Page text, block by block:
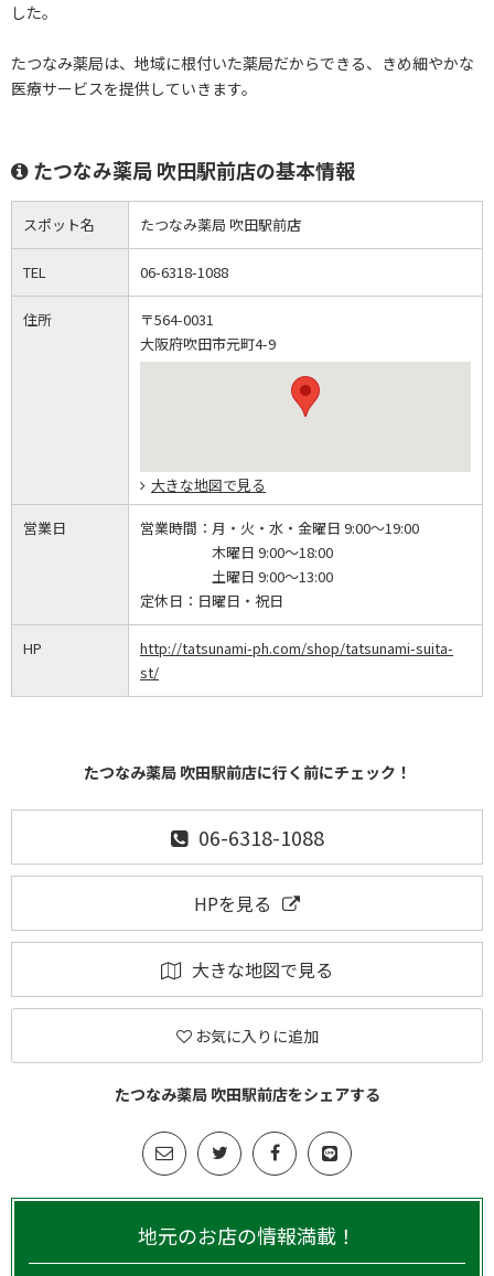
した。
たつなみ薬局は、地域に根付いた薬局だからできる、きめ細やかな
医療サービスを提供していきます。
たつなみ薬局 吹田駅前店の基本情報
スポット名 たつなみ薬局 吹田駅前店
TEL 06-6318-1088
住所
〒564-0031
大阪府吹田市元町4-9
大きな地図で見る
営業日 営業時間： 月・火・水・金曜日 9:00～19:00
木曜日 9:00～18:00
土曜日 9:00～13:00
定休日： 日曜日・祝日
HP
http://tatsunami-ph.com/shop/tatsunami-suita-
st/
たつなみ薬局 吹田駅前店に行く前にチェック！
06-6318-1088
HPを見る
大きな地図で見る
お気に入りに追加
たつなみ薬局 吹田駅前店をシェアする
地元のお店の情報満載！